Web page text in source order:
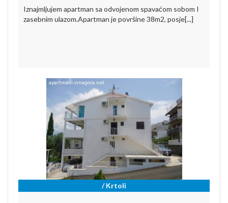
Iznajmljujem apartman sa odvojenom spavaćom sobom I
zasebnim ulazom.Apartman je površine 38m2, posje[...]
/ Krtoli